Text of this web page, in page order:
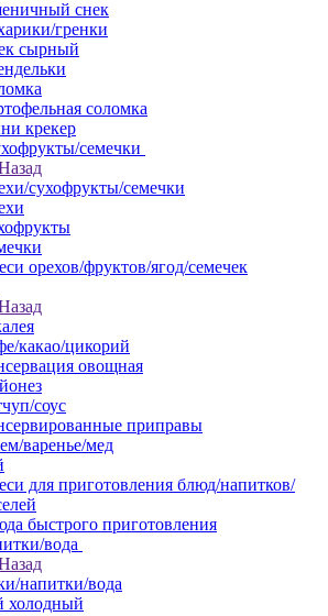
снек
гренки
сырный
соломка
крекер
семечки
сухофрукты/семечки
орехов/фруктов/ягод/семечек
какао/цикорий
овощная
соус
приправы
варенье/мед
для приготовления блюд/напитков/
быстрого приготовления
вода
напитки/вода
холодный